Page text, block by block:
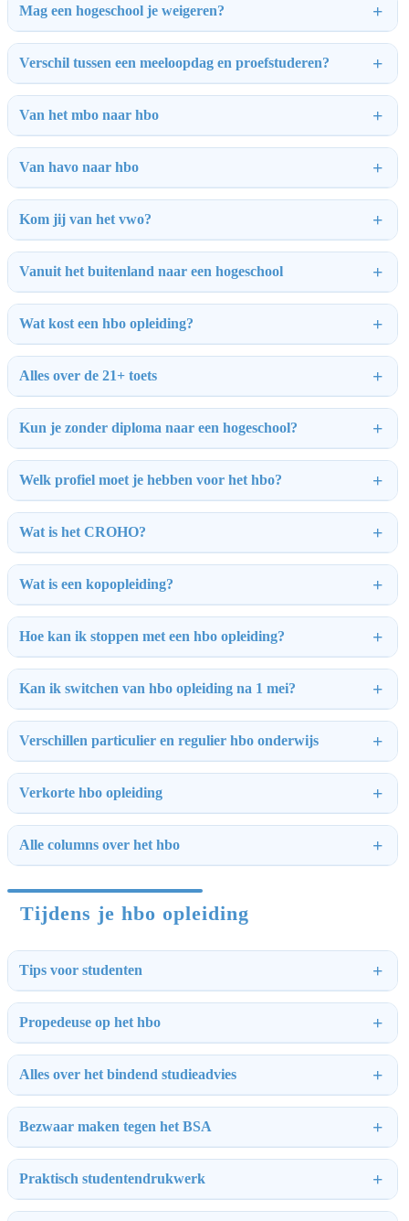
Mag een hogeschool je weigeren?
Verschil tussen een meeloopdag en proefstuderen?
Van het mbo naar hbo
Van havo naar hbo
Kom jij van het vwo?
Vanuit het buitenland naar een hogeschool
Wat kost een hbo opleiding?
Alles over de 21+ toets
Kun je zonder diploma naar een hogeschool?
Welk profiel moet je hebben voor het hbo?
Wat is het CROHO?
Wat is een kopopleiding?
Hoe kan ik stoppen met een hbo opleiding?
Kan ik switchen van hbo opleiding na 1 mei?
Verschillen particulier en regulier hbo onderwijs
Verkorte hbo opleiding
Alle columns over het hbo
Tijdens je hbo opleiding
Tips voor studenten
Propedeuse op het hbo
Alles over het bindend studieadvies
Bezwaar maken tegen het BSA
Praktisch studentendrukwerk